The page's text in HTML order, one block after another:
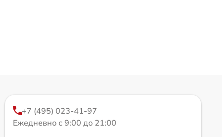
+7 (495) 023-41-97
Ежедневно с 9:00 до 21:00